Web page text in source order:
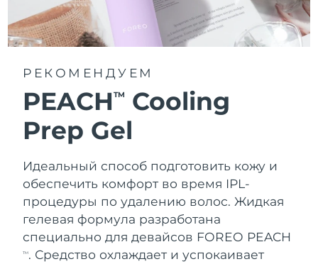
РЕКОМЕНДУЕМ
PEACHTM
Cooling
Prep Gel
Идеальный способ подготовить кожу и
обеспечить комфорт во время IPL-
процедуры по удалению волос. Жидкая
гелевая формула разработана
специально для девайсов FOREO PEACH
TM. Средство охлаждает и успокаивает